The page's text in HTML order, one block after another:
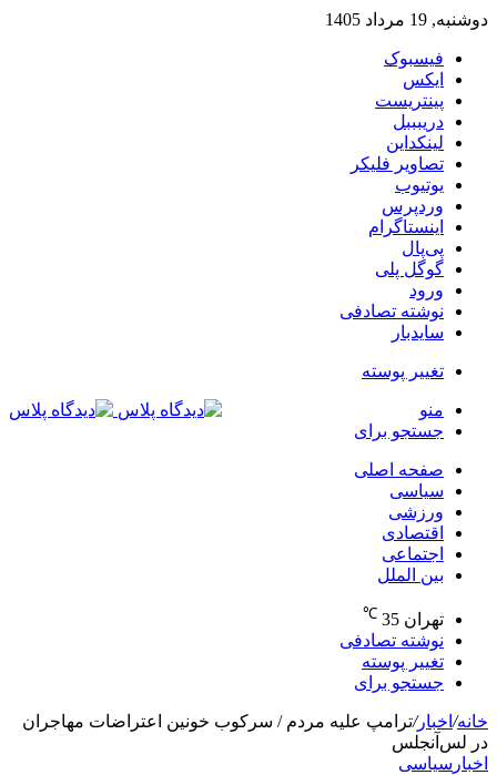
دوشنبه, 19 مرداد 1405
فیسبوک
ایکس
پینتریست
دریبببل
لینکداین
تصاویر فلیکر
یوتیوب
وردپرس
اینستاگرام
پی‌پال
گوگل پلی
ورود
نوشته تصادفی
سایدبار
تغییر پوسته
منو
جستجو برای
صفحه اصلی
سیاسی
ورزشی
اقتصادی
اجتماعی
بین الملل
تهران 35
℃
نوشته تصادفی
تغییر پوسته
جستجو برای
خانه/ اخبار/ترامپ علیه مردم / سرکوب خونین اعتراضات مهاجران
در لس‌آنجلس
اخبار سیاسی